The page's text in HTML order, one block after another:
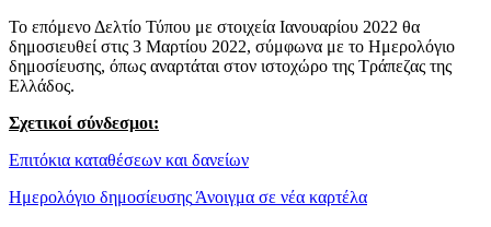
Το επόμενο Δελτίο Τύπου με στοιχεία Ιανουαρίου 2022 θα
δημοσιευθεί στις 3 Μαρτίου 2022, σύμφωνα με το Ημερολόγιο
δημοσίευσης, όπως αναρτάται στον ιστοχώρο της Τράπεζας της
Ελλάδος.
Σχετικοί σύνδεσμοι:
Επιτόκια καταθέσεων και δανείων
Ημερολόγιο δημοσίευσης Άνοιγμα σε νέα καρτέλα